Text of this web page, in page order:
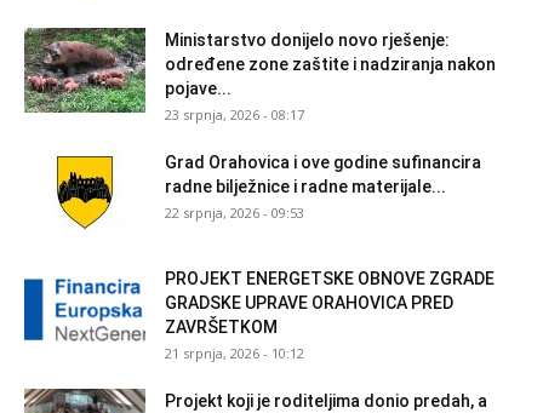
Ministarstvo donijelo novo rješenje:
određene zone zaštite i nadziranja nakon
pojave...
23 srpnja, 2026 - 08:17
Grad Orahovica i ove godine sufinancira
radne bilježnice i radne materijale...
22 srpnja, 2026 - 09:53
PROJEKT ENERGETSKE OBNOVE ZGRADE
GRADSKE UPRAVE ORAHOVICA PRED
ZAVRŠETKOM
21 srpnja, 2026 - 10:12
Projekt koji je roditeljima donio predah, a